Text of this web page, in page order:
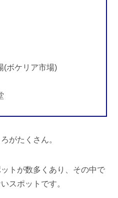
(ボケリア市場)
がたくさん。
トが数多くあり、その中で
スポットです。